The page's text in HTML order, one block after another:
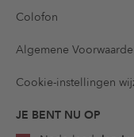
Colofon
Algemene
Cookie-instellingen
JE BENT NU OP